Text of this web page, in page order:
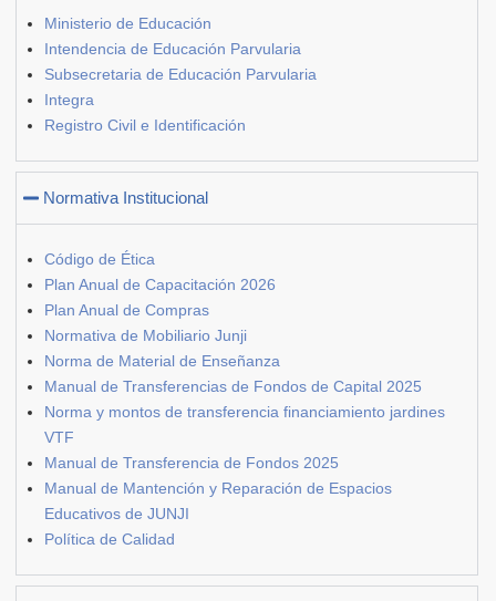
Ministerio de Educación
Intendencia de Educación Parvularia
Subsecretaria de Educación Parvularia
Integra
Registro Civil e Identificación
Normativa Institucional
Código de Ética
Plan Anual de Capacitación 2026
Plan Anual de Compras
Normativa de Mobiliario Junji
Norma de Material de Enseñanza
Manual de Transferencias de Fondos de Capital 2025
Norma y montos de transferencia financiamiento jardines
VTF
Manual de Transferencia de Fondos 2025
Manual de Mantención y Reparación de Espacios
Educativos de JUNJI
Política de Calidad